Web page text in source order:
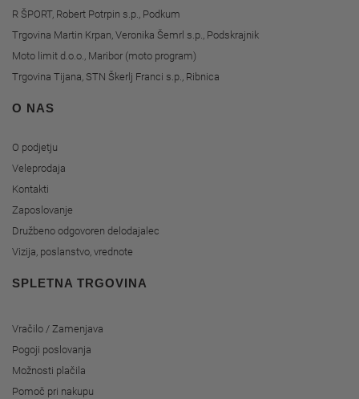
R ŠPORT, Robert Potrpin s.p., Podkum
Trgovina Martin Krpan, Veronika Šemrl s.p., Podskrajnik
Moto limit d.o.o., Maribor (moto program)
Trgovina Tijana, STN Škerlj Franci s.p., Ribnica
O NAS
O podjetju
Veleprodaja
Kontakti
Zaposlovanje
Družbeno odgovoren delodajalec
Vizija, poslanstvo, vrednote
SPLETNA TRGOVINA
Vračilo / Zamenjava
Pogoji poslovanja
Možnosti plačila
Pomoč pri nakupu